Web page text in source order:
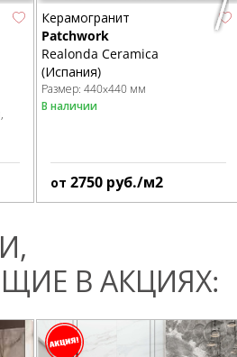
Керамогранит
Patchwork
Realonda Ceramica
(Испания)
Размер: 440x440 мм
В наличии
от 2750 руб./м2
В АКЦИЯХ: